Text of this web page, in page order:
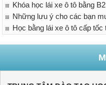
Khóa học lái xe ô tô bằng
Những lưu ý cho các bạn
Học bằng lái xe ô tô cấp